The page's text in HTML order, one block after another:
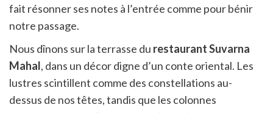
fait résonner ses notes à l’entrée comme pour bénir
notre passage.
Nous dînons sur la terrasse du restaurant Suvarna
Mahal, dans un décor digne d’un conte oriental. Les
lustres scintillent comme des constellations au-
dessus de nos têtes, tandis que les colonnes